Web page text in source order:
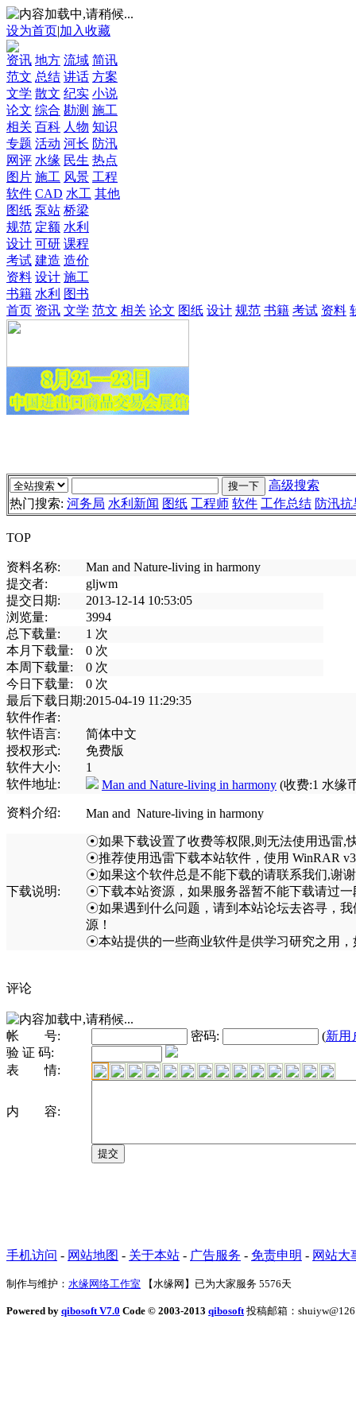
设为首页|加入收藏
资讯 地方 流域 简讯
范文 总结 讲话 方案
文学 散文 纪实 小说
论文 综合 勘测 施工
相关 百科 人物 知识
专题 活动 河长 防汛
网评 水缘 民生 热点
图片 施工 风景 工程
软件 CAD 水工 其他
图纸 泵站 桥梁
规范 定额 水利
设计 可研 课程
考试 建造 造价
资料 设计 施工
书籍 水利 图书
首页 资讯 文学 范文 相关 论文 图纸 设计 规范 书籍 考试 资料
高级搜索
热门搜索: 河务局 水利新闻 图纸 工程师 软件 工作总结 防汛抗
TOP
资料名称:
Man and Nature-living in harmony
提交者:
gljwm
提交日期:
2013-12-14 10:53:05
浏览量:
3994
总下载量:
1 次
本月下载量:
0 次
本周下载量:
0 次
今日下载量:
0 次
最后下载日期:2015-04-19 11:29:35
软件作者:
软件语言:
简体中文
授权形式:
免费版
软件大小:
1
软件地址:
Man and Nature-living in harmony (收费:1 水缘
资料介绍: Man and Nature-living in harmony
下载说明:
☉如果下载设置了收费等权限,则无法使用迅雷,
☉推荐使用迅雷下载本站软件，使用 WinRAR
☉如果这个软件总是不能下载的请联系我们,谢
☉下载本站资源，如果服务器暂不能下载请过一
☉如果遇到什么问题，请到本站论坛去咨寻，
源！
☉本站提供的一些商业软件是供学习研究之用
评论
帐 号: 密码: (新用
验 证 码:
表 情:
内 容:
手机访问 - 网站地图 - 关于本站 - 广告服务 - 免责申明 - 网站大
制作与维护： 水缘网络工作室 【水缘网】已为大家服务 5576天
Powered by qibosoft V7.0 Code © 2003-2013 qibosoft 投稿邮箱：